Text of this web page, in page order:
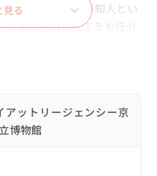
会者さんと、私が知人とい
の私も特別に施工をお任せ
薔薇のプレゼント
ィングレター
意気投合！！
見る
アットリージェンシー京
博物館